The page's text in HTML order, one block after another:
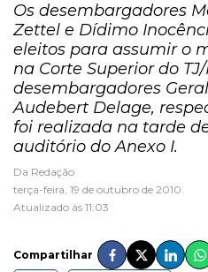
Os desembargadores
Zettel e Dídimo
eleitos para assumir o
na Corte Superior do
desembargadores
Audebert Delage,
foi realizada na tarde
auditório do Anexo I.
Da Redação
terça-feira, 19 de outubro de 2010
Atualizado às 11:03
Compartilhar